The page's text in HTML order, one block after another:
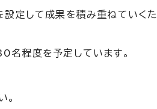
設定して成果を積み重ねていく
名程度を予定しています。
。